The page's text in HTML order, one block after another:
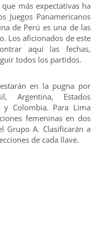
más expectativas ha
Juegos Panamericanos
de Perú es una de las
Los aficionados de este
aquí las fechas,
todos los partidos.
en la pugna por
Estados
y Colombia. Para Lima
femeninas en dos
Grupo A. Clasificarán a
de cada llave.